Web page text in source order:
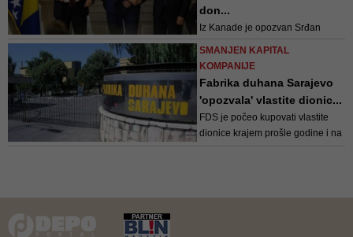
don...
Iz Kanade je opozvan Srđan
imenovana je Biljana Gutić
SMANJEN KAPITAL
KOMPANIJE
Fabrika duhana Sarajevo
'opozvala' vlastite dionic...
FDS je počeo kupovati vlastite
dionice krajem prošle godine i na
naknadno otkrilo da se iza tog